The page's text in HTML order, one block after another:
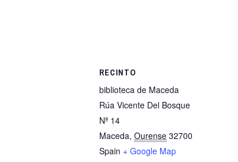
RECINTO
biblioteca de Maceda
Rúa Vicente Del Bosque
Nª 14
Maceda, Ourense 32700
Spain + Google Map